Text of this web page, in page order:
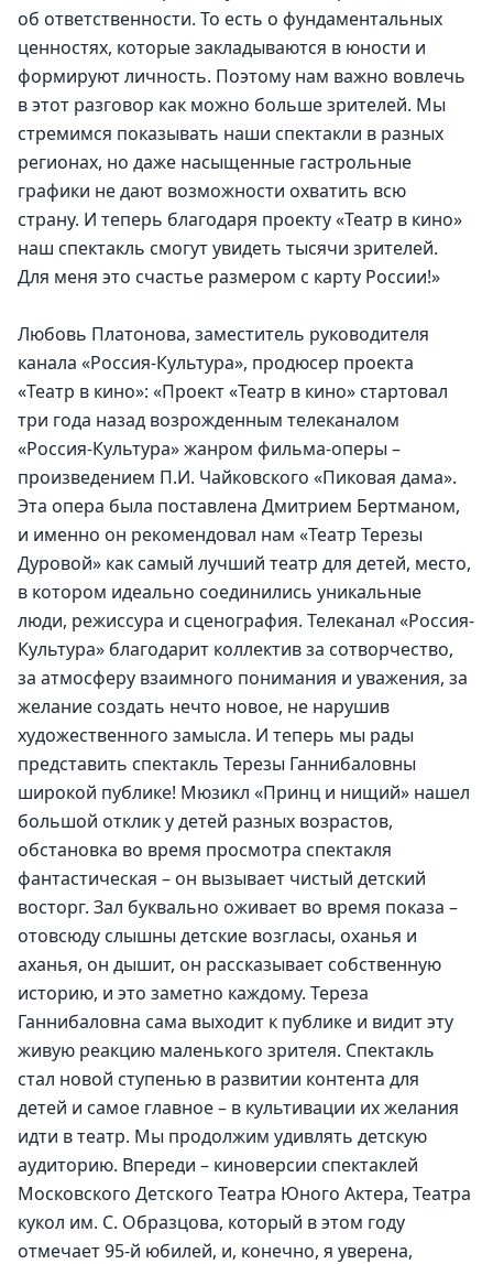
об ответственности. То есть о фундаментальных
ценностях, которые закладываются в юности и
формируют личность. Поэтому нам важно вовлечь
в этот разговор как можно больше зрителей. Мы
стремимся показывать наши спектакли в разных
регионах, но даже насыщенные гастрольные
графики не дают возможности охватить всю
страну. И теперь благодаря проекту «Театр в кино»
наш спектакль смогут увидеть тысячи зрителей.
Для меня это счастье размером с карту России!»
Любовь Платонова, заместитель руководителя
канала «Россия-Культура», продюсер проекта
«Театр в кино»: «Проект «Театр в кино» стартовал
три года назад возрожденным телеканалом
«Россия-Культура» жанром фильма-оперы –
произведением П.И. Чайковского «Пиковая дама».
Эта опера была поставлена Дмитрием Бертманом,
и именно он рекомендовал нам «Театр Терезы
Дуровой» как самый лучший театр для детей, место,
в котором идеально соединились уникальные
люди, режиссура и сценография. Телеканал «Россия-
Культура» благодарит коллектив за сотворчество,
за атмосферу взаимного понимания и уважения, за
желание создать нечто новое, не нарушив
художественного замысла. И теперь мы рады
представить спектакль Терезы Ганнибаловны
широкой публике! Мюзикл «Принц и нищий» нашел
большой отклик у детей разных возрастов,
обстановка во время просмотра спектакля
фантастическая – он вызывает чистый детский
восторг. Зал буквально оживает во время показа –
отовсюду слышны детские возгласы, оханья и
аханья, он дышит, он рассказывает собственную
историю, и это заметно каждому. Тереза
Ганнибаловна сама выходит к публике и видит эту
живую реакцию маленького зрителя. Спектакль
стал новой ступенью в развитии контента для
детей и самое главное – в культивации их желания
идти в театр. Мы продолжим удивлять детскую
аудиторию. Впереди – киноверсии спектаклей
Московского Детского Театра Юного Актера, Театра
кукол им. С. Образцова, который в этом году
отмечает 95-й юбилей, и, конечно, я уверена,